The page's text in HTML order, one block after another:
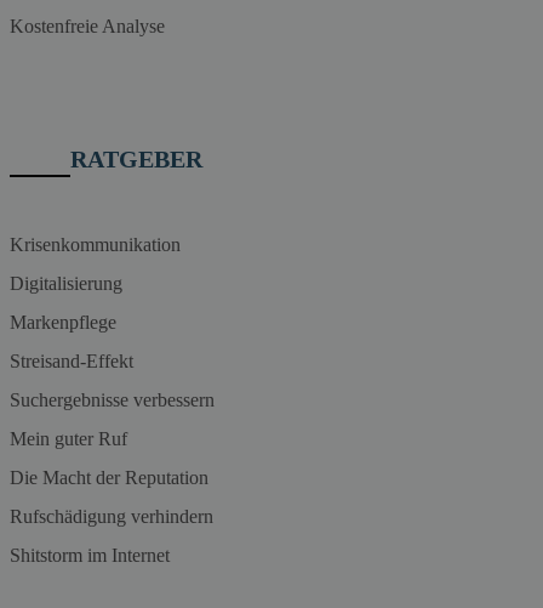
Kostenfreie Analyse
RATGEBER
Krisenkommunikation
Digitalisierung
Markenpflege
Streisand-Effekt
Suchergebnisse verbessern
Mein guter Ruf
Die Macht der Reputation
Rufschädigung verhindern
Shitstorm im Internet